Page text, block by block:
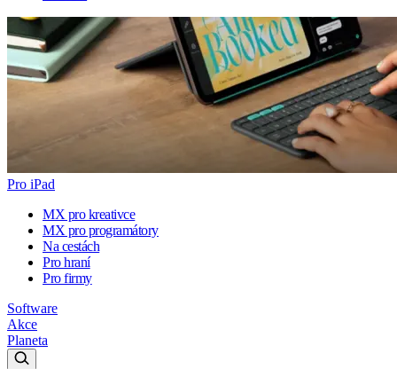
Pro iPad
MX pro kreativce
MX pro programátory
Na cestách
Pro hraní
Pro firmy
Software
Akce
Planeta